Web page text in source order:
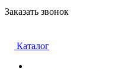
Заказать звонок
Каталог